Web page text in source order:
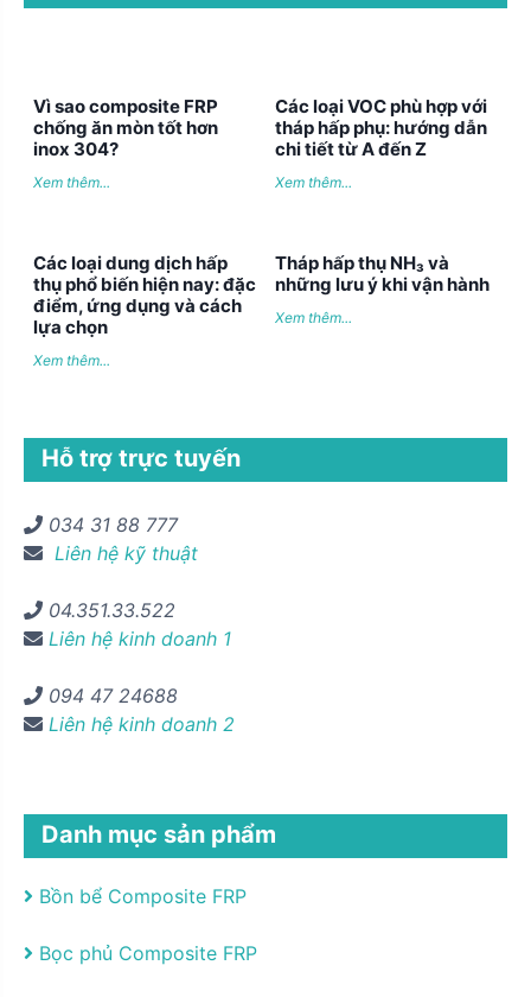
Vì sao composite FRP
chống ăn mòn tốt hơn
inox 304?
Xem thêm...
Các loại VOC phù hợp với
tháp hấp phụ: hướng dẫn
chi tiết từ A đến Z
Xem thêm...
Các loại dung dịch hấp
thụ phổ biến hiện nay: đặc
điểm, ứng dụng và cách
lựa chọn
Xem thêm...
Tháp hấp thụ NH₃ và
những lưu ý khi vận hành
Xem thêm...
Hỗ trợ trực tuyến
034 31 88 777
Liên hệ kỹ thuật
04.351.33.522
Liên hệ kinh doanh 1
094 47 24688
Liên hệ kinh doanh 2
Danh mục sản phẩm
Bồn bể Composite FRP
Bọc phủ Composite FRP